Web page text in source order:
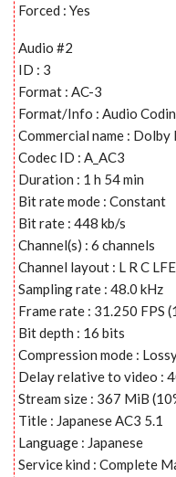
Forced : Yes
Audio #2
ID : 3
Format : AC-3
Format/Info : Audio
Commercial name :
Codec ID : A_AC3
Duration : 1 h 54 min
Bit rate mode : Constant
Bit rate : 448 kb/s
Channel(s) : 6 channels
Channel layout : L R C
Sampling rate : 48.0 kHz
Frame rate : 31.250 FPS
Bit depth : 16 bits
Compression mode :
Delay relative to video :
Stream size : 367 MiB
Title : Japanese AC3 5.1
Language : Japanese
Service kind : Complete